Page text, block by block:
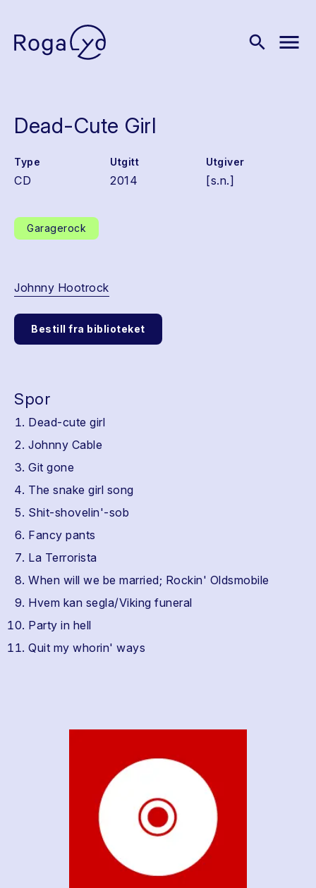
search menu
Dead-Cute Girl
Type
CD
Utgitt
2014
Utgiver
[s.n.]
Garagerock
Johnny Hootrock
Bestill fra biblioteket
Spor
Dead-cute girl
Johnny Cable
Git gone
The snake girl song
Shit-shovelin'-sob
Fancy pants
La Terrorista
When will we be married; Rockin' Oldsmobile
Hvem kan segla/Viking funeral
Party in hell
Quit my whorin' ways